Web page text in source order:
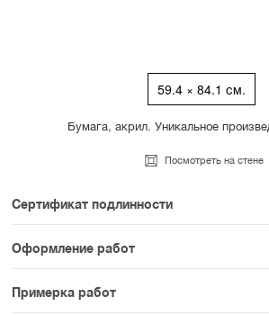
59.4 × 84.1 см.
Бумага, акрил. Уникальное
Посмотреть на стене
Сертификат подлинности
К каждому авторскому произведению
прикладываем сертификат
раздела SAMPLE СЕРИЯ
Оформление работ
При покупке произведения вы можете
оплатить вариант оформления. На
Примерка работ